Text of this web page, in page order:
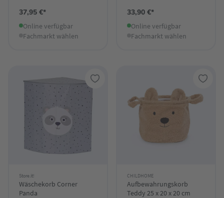
37,95 €*
Online verfügbar
Fachmarkt wählen
33,90 €*
Online verfügbar
Fachmarkt wählen
Store.it!
Wäschekorb Corner
Panda
CHILDHOME
Aufbewahrungskorb
Teddy 25 x 20 x 20 cm